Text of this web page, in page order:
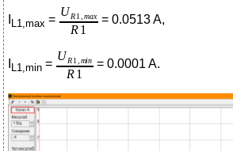
L1,max = = 0.0513 A,
L1,min = = 0.0001 A.